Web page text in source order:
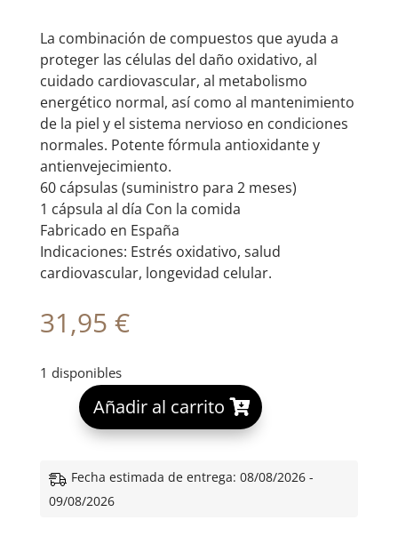
La combinación de compuestos que ayuda a
proteger las células del daño oxidativo, al
cuidado cardiovascular, al metabolismo
energético normal, así como al mantenimiento
de la piel y el sistema nervioso en condiciones
normales. Potente fórmula antioxidante y
antienvejecimiento.
60 cápsulas (suministro para 2 meses)
1 cápsula al día Con la comida
Fabricado en España
Indicaciones: Estrés oxidativo, salud
cardiovascular, longevidad celular.
31,95 €
1 disponibles
Añadir al carrito
A
e
Fecha estimada de entrega: 08/08/2026 -
09/08/2026